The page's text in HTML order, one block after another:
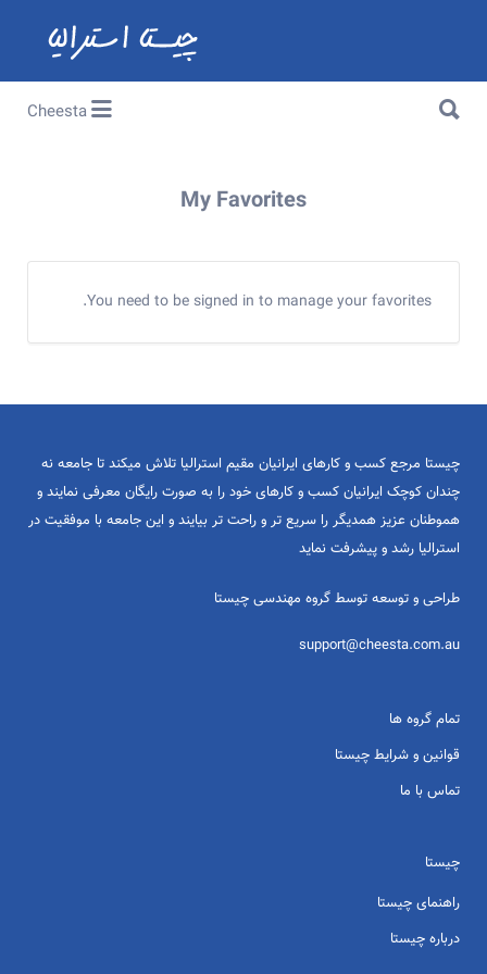
Cheesta
My Favorites
You need to be signed in to manage your favorites.
چیستا مرجع کسب و کارهای ایرانیان مقیم استرالیا تلاش میکند تا جامعه نه
چندان کوچک ایرانیان کسب و کارهای خود را به صورت رایگان معرفی نمایند و
هموطنان عزیز همدیگر را سریع تر و راحت تر بیایند و این جامعه با موفقیت در
استرالیا رشد و پیشرفت نماید
طراحی و توسعه توسط گروه مهندسی چیستا
support@cheesta.com.au
تمام گروه ها
قوانین و شرایط چیستا
تماس با ما
چیستا
راهنمای چیستا
درباره چیستا